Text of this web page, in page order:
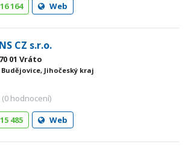
164
Web
CZ s.r.o.
01 Vráto
Budějovice, Jihočeský kraj
(0 hodnocení)
485
Web